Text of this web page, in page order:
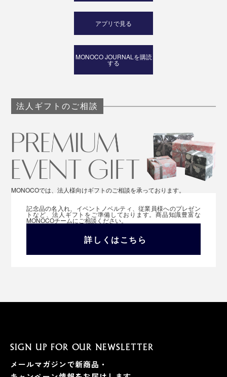
アプリで見る
MONOCO JOURNALを購読
する
法人ギフトのご相談
MONOCOでは、法人様向けギフトのご相談を承っております。
記念品の名入れ、イベントノベルティ、従業員様へのプレゼン
トなど、法人ギフトをご準備しております。商品知識豊富な
MONOCOチームにご相談ください。
詳しくはこちら
SIGN UP FOR OUR NEWSLETTER
メールマガジンで新商品・